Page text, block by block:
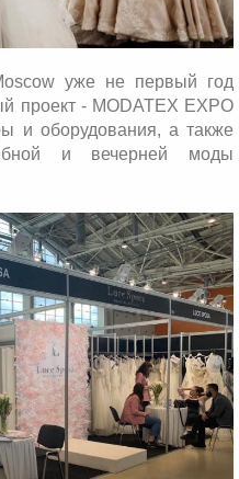
уже не первый год
проект - MODATEX EXPO
и оборудования, а также
и вечерней моды